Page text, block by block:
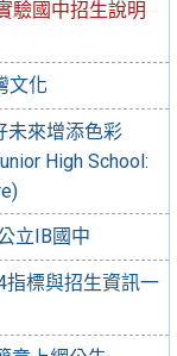
驗國中招生說明
文化
未來增添色彩
High School:
立IB國中
標與招生資訊一